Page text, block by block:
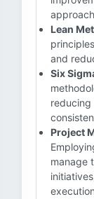
Lean
and
Six
reducing
Project
manage